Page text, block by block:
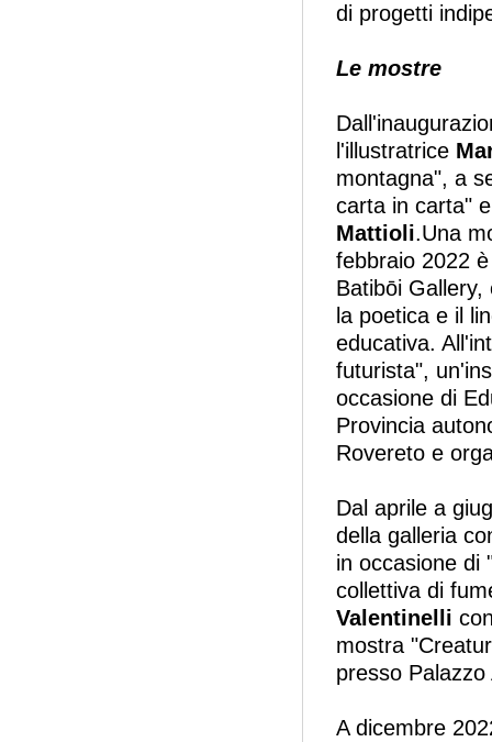
di progetti
Le mostre
l'illustratrice
montagna", a
carta in carta"
Mattioli.Una
febbraio 2022
Batibōi
la poetica e il
educativa.
futurista",
occasione di
Provincia
Rovereto e
Dal aprile a
della galleria
in occasione di
collettiva di
Valentinelli
mostra
presso
A dicembre